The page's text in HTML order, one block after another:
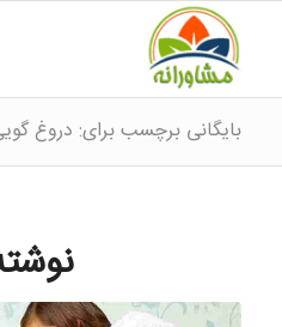
بایگانی برچسب برای: دروغ